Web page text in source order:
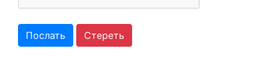
Послать Стереть